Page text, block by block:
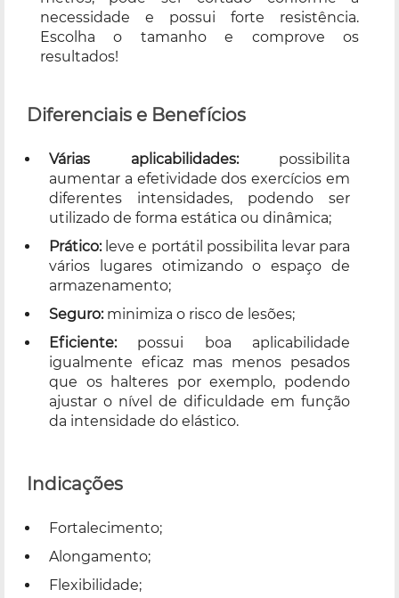
necessidade e possui forte resistência.
Escolha o tamanho e comprove os
resultados!
Diferenciais e Benefícios
Várias aplicabilidades:possibilita
aumentar a efetividade dos exercícios em
diferentes intensidades, podendo ser
utilizado de forma estática ou dinâmica;
Prático: leve e portátil possibilita levar para
vários lugares otimizando o espaço de
armazenamento;
Seguro: minimiza o risco de lesões;
Eficiente: possui boa aplicabilidade
igualmente eficaz mas menos pesados
que os halteres por exemplo, podendo
ajustar o nível de dificuldade em função
da intensidade do elástico.
Indicações
Fortalecimento;
Alongamento;
Flexibilidade;